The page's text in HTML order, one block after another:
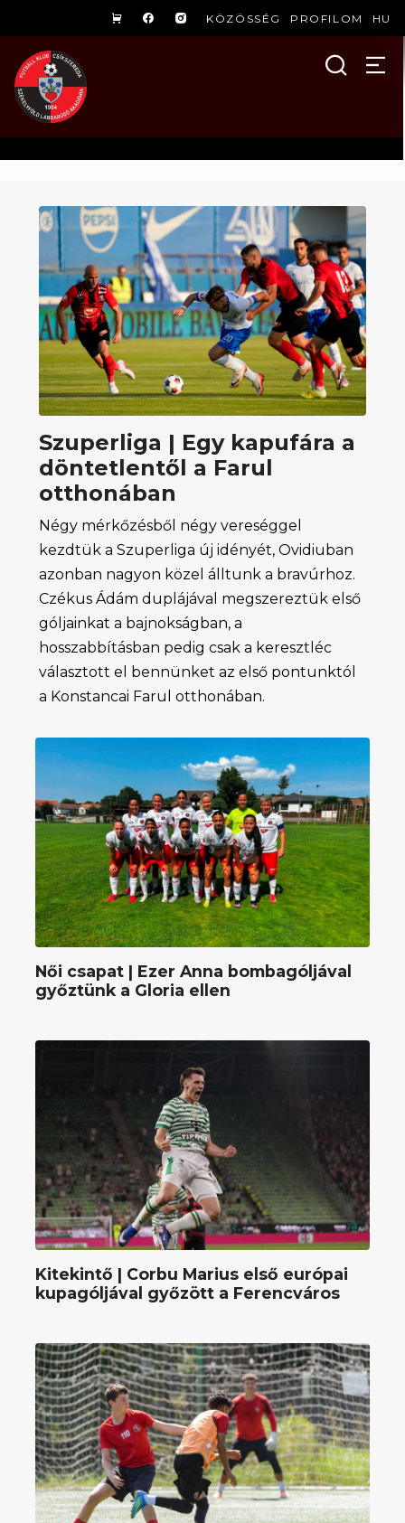
KÖZÖSSÉG PROFILOM HU
Szuperliga | Egy kapufára a
döntetlentől a Farul
otthonában
Négy mérkőzésből négy vereséggel
kezdtük a Szuperliga új idényét, Ovidiuban
azonban nagyon közel álltunk a bravúrhoz.
Czékus Ádám duplájával megszereztük első
góljainkat a bajnokságban, a
hosszabbításban pedig csak a keresztléc
választott el bennünket az első pontunktól
a Konstancai Farul otthonában.
Női csapat | Ezer Anna bombagóljával
győztünk a Gloria ellen
Kitekintő | Corbu Marius első európai
kupagóljával győzött a Ferencváros